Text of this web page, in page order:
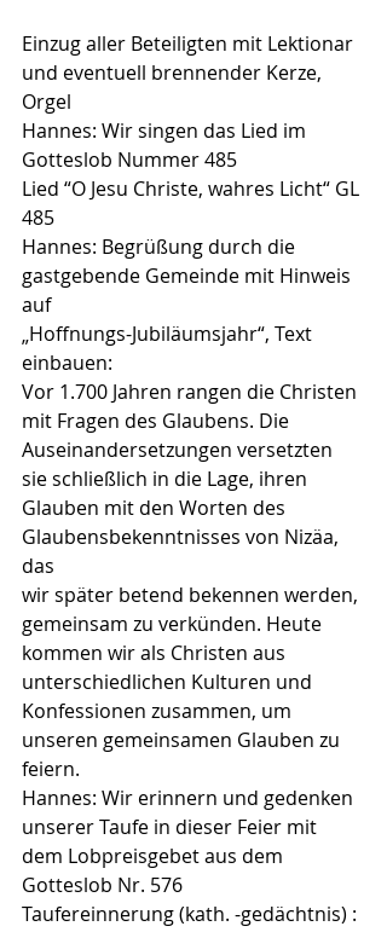
Einzug aller Beteiligten mit Lektionar
und eventuell brennender Kerze,
Orgel
Hannes: Wir singen das Lied im
Gotteslob Nummer 485
Lied “O Jesu Christe, wahres Licht“ GL
485
Hannes: Begrüßung durch die
gastgebende Gemeinde mit Hinweis
auf
„Hoffnungs-Jubiläumsjahr“, Text
einbauen:
Vor 1.700 Jahren rangen die Christen
mit Fragen des Glaubens. Die
Auseinandersetzungen versetzten
sie schließlich in die Lage, ihren
Glauben mit den Worten des
Glaubensbekenntnisses von Nizäa,
das
wir später betend bekennen werden,
gemeinsam zu verkünden. Heute
kommen wir als Christen aus
unterschiedlichen Kulturen und
Konfessionen zusammen, um
unseren gemeinsamen Glauben zu
feiern.
Hannes: Wir erinnern und gedenken
unserer Taufe in dieser Feier mit
dem Lobpreisgebet aus dem
Gotteslob Nr. 576
Taufereinnerung (kath. -gedächtnis) :